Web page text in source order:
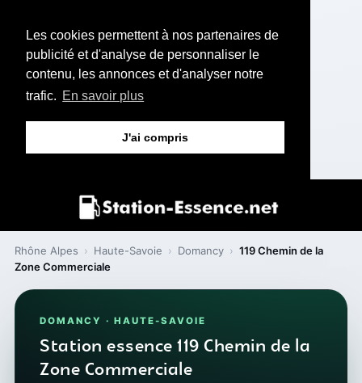
Les cookies permettent à nos partenaires de
publicité et d'analyse de personnaliser le
contenu, les annonces et d'analyser notre
trafic. En savoir plus
J'ai compris
Rhône Alpes › Haute-Savoie › Domancy › 119 Chemin de la
Zone Commerciale
DOMANCY · HAUTE-SAVOIE
Station essence 119 Chemin de la
Zone Commerciale